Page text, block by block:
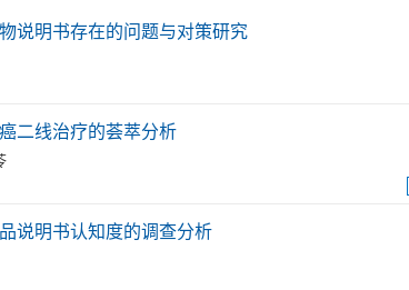
说明书存在的问题与对策研究
二线治疗的荟萃分析
说明书认知度的调查分析